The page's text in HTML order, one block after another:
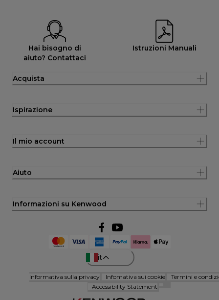
Hai bisogno di
aiuto? Contattaci
Istruzioni Manuali
Acquista
Ispirazione
Il mio account
Aiuto
Informazioni su Kenwood
it
Informativa sulla privacy Infomativa sui cookie
Termini e
Accessibility Statement